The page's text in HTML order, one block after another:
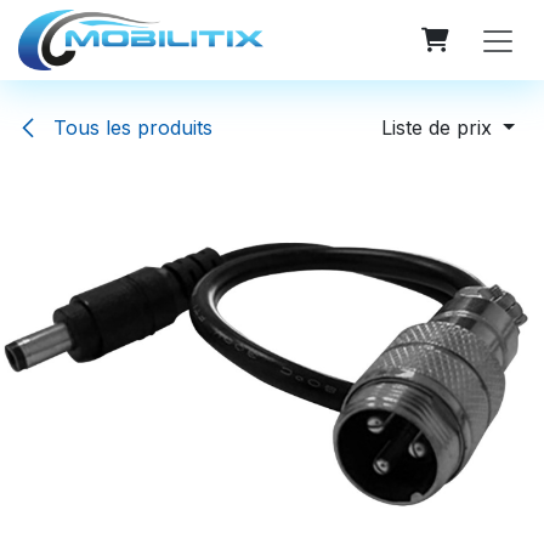
Se rendre au contenu
Tous les produits Liste de prix